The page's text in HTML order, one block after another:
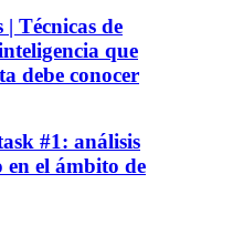
| Técnicas de
que
debe conocer
#1: análisis
en el ámbito de